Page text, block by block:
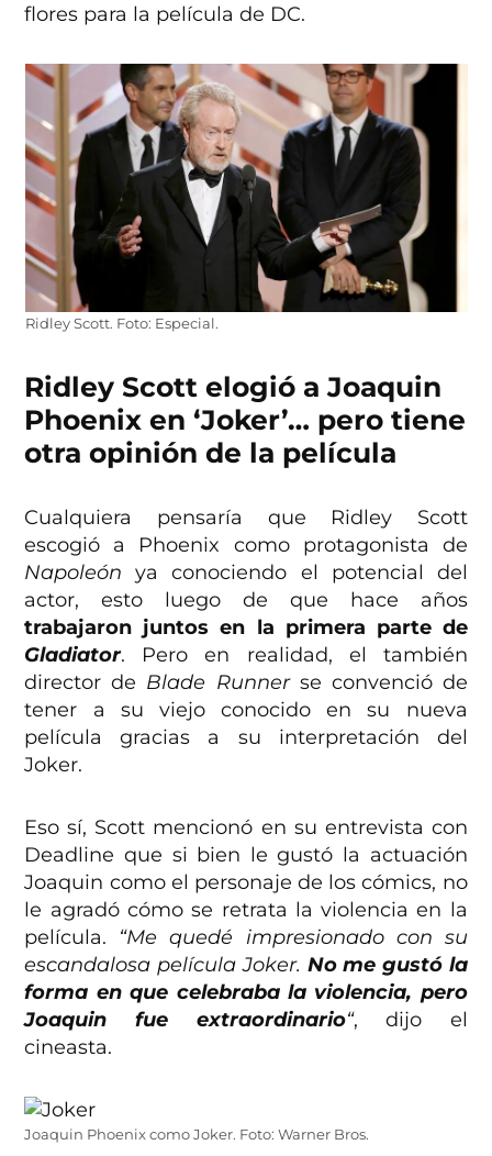
flores para la película de DC.
Ridley Scott. Foto: Especial.
Ridley Scott elogió a Joaquin
Phoenix en ‘Joker’… pero tiene
otra opinión de la película
Cualquiera pensaría que Ridley Scott
escogió a Phoenix como protagonista de
Napoleón ya conociendo el potencial del
actor, esto luego de que hace años
trabajaron juntos en la primera parte de
Gladiator. Pero en realidad, el también
director de Blade Runnerse convenció de
tener a su viejo conocido en su nueva
película gracias a su interpretación del
Joker.
Eso sí, Scott mencionó en su entrevista con
Deadline que si bien le gustó la actuación
Joaquin como el personaje de los cómics, no
le agradó cómo se retrata la violencia en la
película. “Me quedé impresionado con su
escandalosa película Joker. No me gustó la
forma en que celebraba la violencia, pero
Joaquin fue extraordinario“, dijo el
cineasta.
Joaquin Phoenix como Joker. Foto: Warner Bros.